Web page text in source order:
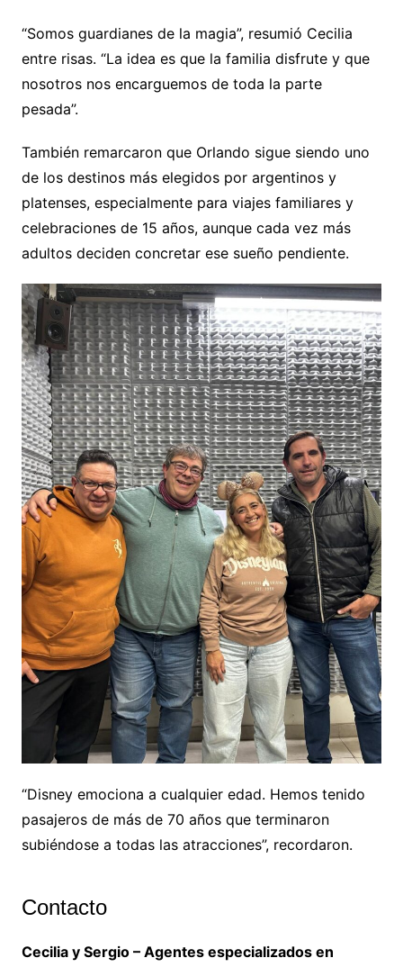
“Somos guardianes de la magia”, resumió Cecilia
entre risas. “La idea es que la familia disfrute y que
nosotros nos encarguemos de toda la parte
pesada”.
También remarcaron que Orlando sigue siendo uno
de los destinos más elegidos por argentinos y
platenses, especialmente para viajes familiares y
celebraciones de 15 años, aunque cada vez más
adultos deciden concretar ese sueño pendiente.
“Disney emociona a cualquier edad. Hemos tenido
pasajeros de más de 70 años que terminaron
subiéndose a todas las atracciones”, recordaron.
Contacto
Cecilia y Sergio – Agentes especializados en